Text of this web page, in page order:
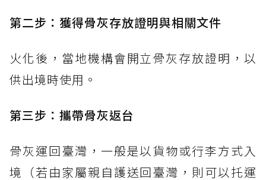
第二步：獲得骨灰存放證明與相關文件
火化後，當地機構會開立骨灰存放證明，以
供出境時使用。
第三步：攜帶骨灰返台
骨灰運回臺灣，一般是以貨物或行李方式入
境（若由家屬親自護送回臺灣，則可以托運